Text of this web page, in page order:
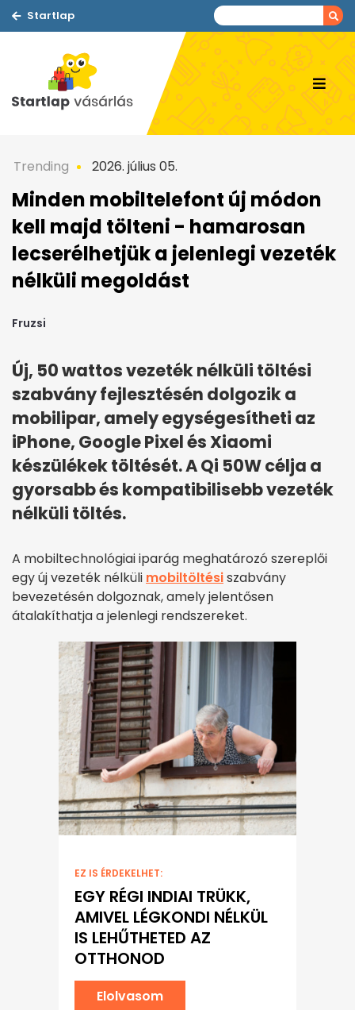
Startlap
Trending 2026. július 05.
Minden mobiltelefont új módon
kell majd tölteni - hamarosan
lecserélhetjük a jelenlegi vezeték
nélküli megoldást
Fruzsi
Új, 50 wattos vezeték nélküli töltési
szabvány fejlesztésén dolgozik a
mobilipar, amely egységesítheti az
iPhone, Google Pixel és Xiaomi
készülékek töltését. A Qi 50W célja a
gyorsabb és kompatibilisebb vezeték
nélküli töltés.
A mobiltechnológiai iparág meghatározó szereplői
egy új vezeték nélküli mobiltöltésiszabvány
bevezetésén dolgoznak, amely jelentősen
átalakíthatja a jelenlegi rendszereket.
EZ IS ÉRDEKELHET:
EGY RÉGI INDIAI TRÜKK,
AMIVEL LÉGKONDI NÉLKÜL
IS LEHŰTHETED AZ
OTTHONOD
Elolvasom